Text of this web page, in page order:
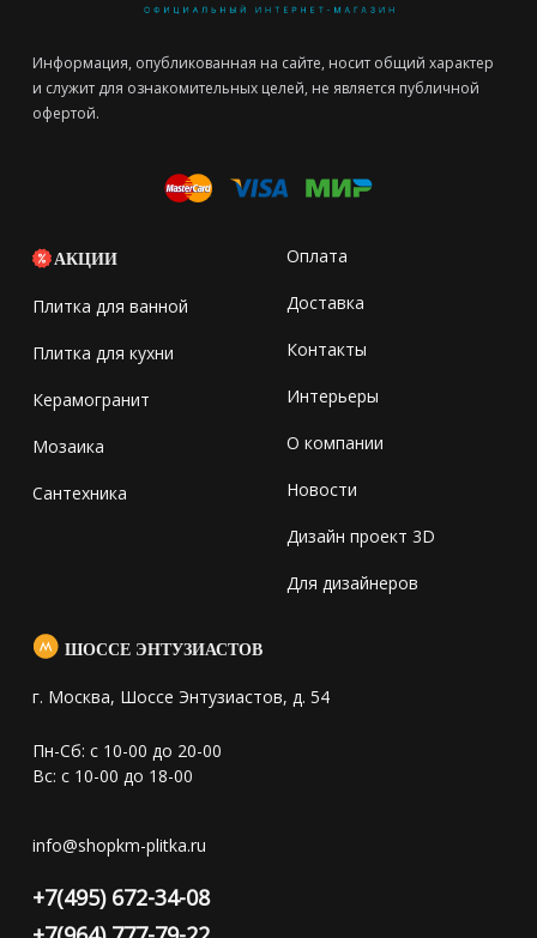
Информация, опубликованная на сайте, носит общий характер
и служит для ознакомительных целей, не является публичной
офертой.
АКЦИИ
Плитка для ванной
Плитка для кухни
Керамогранит
Мозаика
Сантехника
Оплата
Доставка
Контакты
Интерьеры
О компании
Новости
Дизайн проект 3D
Для дизайнеров
ШОССЕ ЭНТУЗИАСТОВ
г. Москва, Шоссе Энтузиастов, д. 54
Пн-Сб: с 10-00 до 20-00
Вс: с 10-00 до 18-00
info@shopkm-plitka.ru
+7(495) 672-34-08